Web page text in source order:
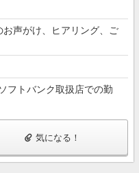
声がけ、ヒアリング、ご
フトバンク取扱店での勤
気になる！